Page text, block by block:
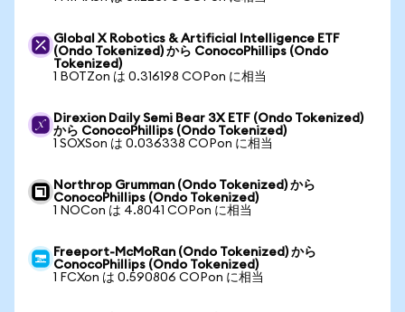
Global X Robotics & Artificial Intelligence ETF
(Ondo Tokenized) から ConocoPhillips (Ondo
Tokenized)
1 BOTZon は 0.316198 COPon に相当
Direxion Daily Semi Bear 3X ETF (Ondo Tokenized)
から ConocoPhillips (Ondo Tokenized)
1 SOXSon は 0.036338 COPon に相当
Northrop Grumman (Ondo Tokenized) から
ConocoPhillips (Ondo Tokenized)
1 NOCon は 4.8041 COPon に相当
Freeport-McMoRan (Ondo Tokenized) から
ConocoPhillips (Ondo Tokenized)
1 FCXon は 0.590806 COPon に相当